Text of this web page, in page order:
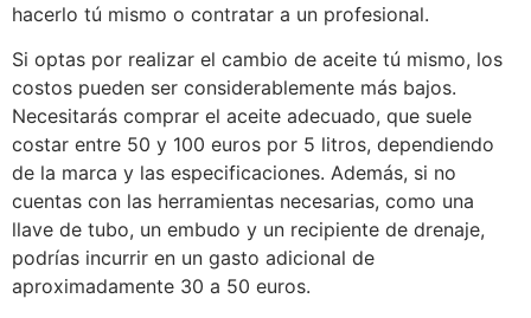
hacerlo tú mismo o contratar a un profesional.
Si optas por realizar el cambio de aceite tú mismo, los
costos pueden ser considerablemente más bajos.
Necesitarás comprar el aceite adecuado, que suele
costar entre 50 y 100 euros por 5 litros, dependiendo
de la marca y las especificaciones. Además, si no
cuentas con las herramientas necesarias, como una
llave de tubo, un embudo y un recipiente de drenaje,
podrías incurrir en un gasto adicional de
aproximadamente 30 a 50 euros.